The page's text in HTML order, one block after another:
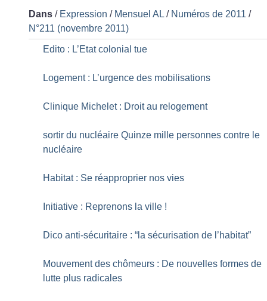
Dans / Expression / Mensuel AL / Numéros de 2011 /
N°211 (novembre 2011)
Edito : L’Etat colonial tue
Logement : L’urgence des mobilisations
Clinique Michelet : Droit au relogement
sortir du nucléaire Quinze mille personnes contre le
nucléaire
Habitat : Se réapproprier nos vies
Initiative : Reprenons la ville !
Dico anti-sécuritaire : “la sécurisation de l’habitat”
Mouvement des chômeurs : De nouvelles formes de
lutte plus radicales